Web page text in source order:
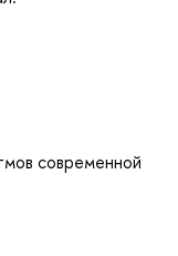
современной